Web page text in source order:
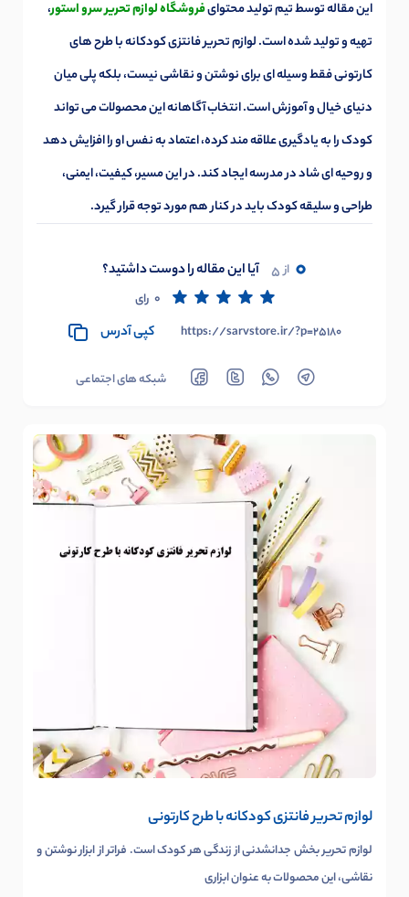
لوازم تحریر فانتزی کودکانه با طرح کارتونی
لوازم تحریر بخش جدانشدنی از زندگی هر کودک است. فراتر از ابزار نوشتن و
نقاشی، این محصولات به عنوان ابزاری
این مقاله توسط تیم تولید محتوایفروشگاه لوازم تحریر سرو استور،
تهیه و تولید شده است. لوازم تحریر فانتزی کودکانه با طرح های
کارتونی فقط وسیله ای برای نوشتن و نقاشی نیست، بلکه پلی میان
دنیای خیال و آموزش است. انتخاب آگاهانه این محصولات می تواند
کودک را به یادگیری علاقه مند کرده، اعتماد به نفس او را افزایش دهد
و روحیه ای شاد در مدرسه ایجاد کند. در این مسیر، کیفیت، ایمنی،
طراحی و سلیقه کودک باید در کنار هم مورد توجه قرار گیرد.
0 از 5 آیا این مقاله را دوست داشتید؟
0 رای
https://sarvstore.ir/?p=25180
کپی آدرس
شبکه های اجتماعی